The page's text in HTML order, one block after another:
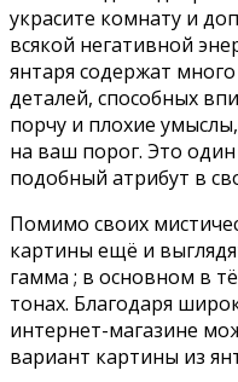
украсите комнату и
всякой негативной
янтаря содержат
деталей, способных
порчу и плохие
на ваш порог. Это
подобный атрибут в
Помимо своих
картины ещё и
гамма ; в основном в
тонах. Благодаря
интернет-магазине
вариант картины из